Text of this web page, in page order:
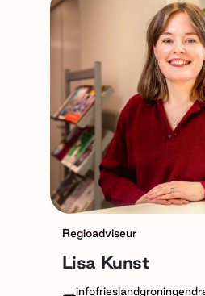
Regioadviseur
Lisa Kunst